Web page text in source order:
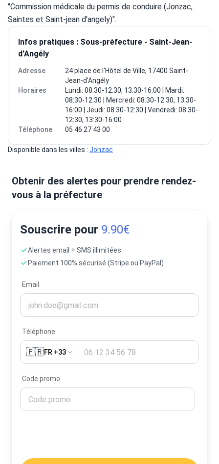
"Commission médicale du permis de conduire (Jonzac,
Saintes et Saint-jean d'angely)".
Infos pratiques : Sous-préfecture - Saint-Jean-
d'Angély
Adresse
24 place de l'Hôtel de Ville, 17400 Saint-
Jean-d'Angély
Horaires
Lundi: 08:30-12:30, 13:30-16:00 | Mardi:
08:30-12:30 | Mercredi: 08:30-12:30, 13:30-
16:00 | Jeudi: 08:30-12:30 | Vendredi: 08:30-
12:30, 13:30-16:00
Téléphone
05 46 27 43 00
Disponible dans les villes : Jonzac
Obtenir des alertes pour prendre rendez-
vous à la préfecture
Souscrire pour 9.90€
Alertes email + SMS illimitées
Paiement 100% sécurisé (Stripe ou PayPal)
Email
Téléphone
🇫🇷FR +33
Code promo